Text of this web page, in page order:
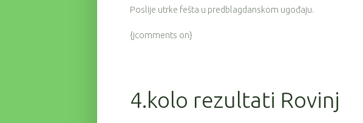
Poslije utrke fešta u predblagdanskom ugođaju.
{jcomments on}
4.kolo rezultati Rovinj